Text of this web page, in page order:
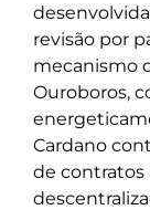
revisão por
mecanismo
Ouroboros,
Cardano
de contratos